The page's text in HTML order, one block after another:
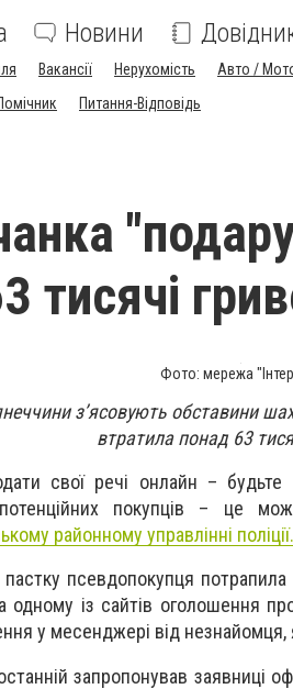
Новини
Вакансії Нерухомість Авто /
Питання-Відповідь
тисячі
Фото: мережа
з’ясовують обставини
втратила понад 63
свої речі онлайн –
покупців – це
районному управлінні поліції.
псевдопокупця потрапила
одному із сайтів оголошення
у месенджері від незнайомця,
запропонував заявниці